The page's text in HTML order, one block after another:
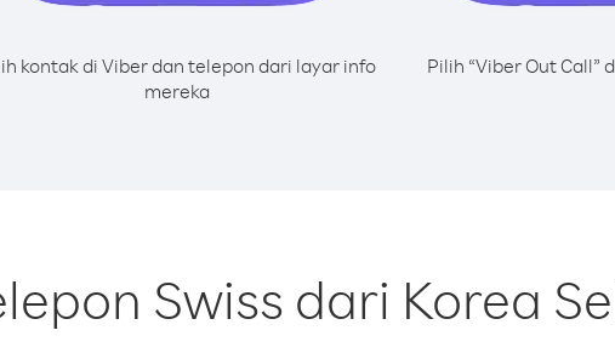
kontak di Viber dan telepon dari layar info
mereka
Pilih “Viber Out Call”
Swiss dari Korea